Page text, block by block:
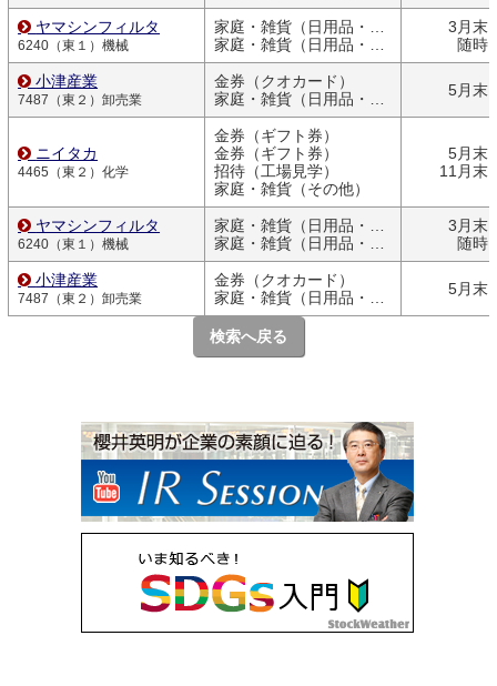
ヤマシンフィルタ
6240（東１）機械
家庭・雑貨（日用品・文房具）
家庭・雑貨（日用品・文房具）
3月末
随時
小津産業
7487（東２）卸売業
金券（クオカード）
家庭・雑貨（日用品・文房具）
5月末
ニイタカ
4465（東２）化学
金券（ギフト券）
金券（ギフト券）
招待（工場見学）
家庭・雑貨（その他）
5月末
11月末
ヤマシンフィルタ
6240（東１）機械
家庭・雑貨（日用品・文房具）
家庭・雑貨（日用品・文房具）
3月末
随時
小津産業
7487（東２）卸売業
金券（クオカード）
家庭・雑貨（日用品・文房具）
5月末
検索へ戻る